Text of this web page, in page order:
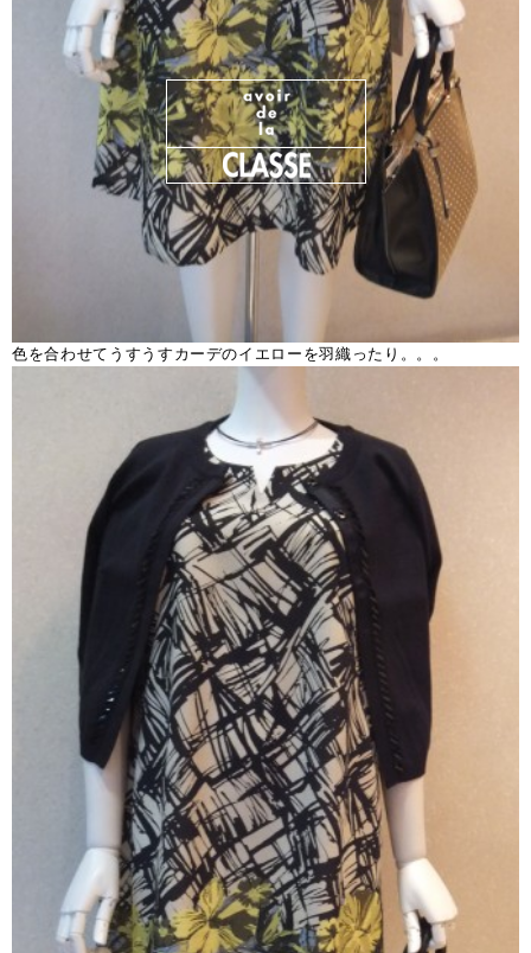
色を合わせてうすうすカーデのイエローを羽織ったり。。。